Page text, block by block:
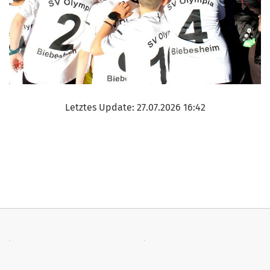
Letztes Update: 27.07.2026 16:42